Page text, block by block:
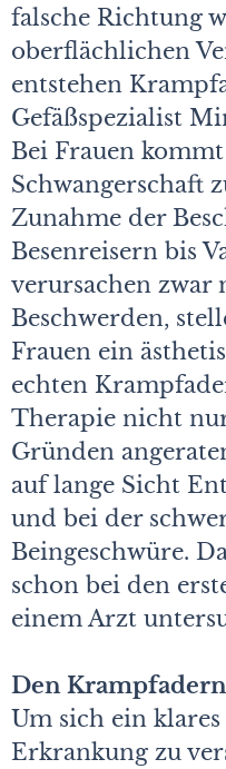
falsche Richtung
oberflächlichen
entstehen
Gefäßspezialist
Bei Frauen
Schwangerschaft
Zunahme der
Besenreisern bis
verursachen zwar
Beschwerden,
Frauen ein
echten
Therapie nicht
Gründen
auf lange Sicht
und bei der
Beingeschwüre.
schon bei den
einem Arzt
Den
Um sich ein
Erkrankung zu